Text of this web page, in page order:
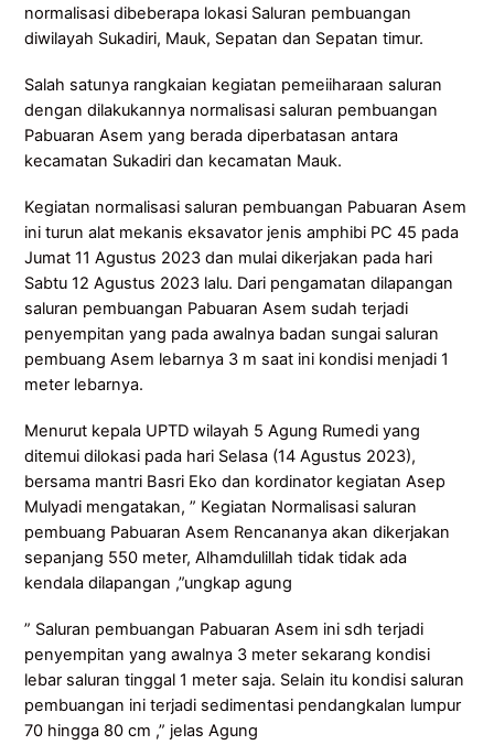
normalisasi dibeberapa lokasi Saluran pembuangan
diwilayah Sukadiri, Mauk, Sepatan dan Sepatan timur.
Salah satunya rangkaian kegiatan pemeiiharaan saluran
dengan dilakukannya normalisasi saluran pembuangan
Pabuaran Asem yang berada diperbatasan antara
kecamatan Sukadiri dan kecamatan Mauk.
Kegiatan normalisasi saluran pembuangan Pabuaran Asem
ini turun alat mekanis eksavator jenis amphibi PC 45 pada
Jumat 11 Agustus 2023 dan mulai dikerjakan pada hari
Sabtu 12 Agustus 2023 lalu. Dari pengamatan dilapangan
saluran pembuangan Pabuaran Asem sudah terjadi
penyempitan yang pada awalnya badan sungai saluran
pembuang Asem lebarnya 3 m saat ini kondisi menjadi 1
meter lebarnya.
Menurut kepala UPTD wilayah 5 Agung Rumedi yang
ditemui dilokasi pada hari Selasa (14 Agustus 2023),
bersama mantri Basri Eko dan kordinator kegiatan Asep
Mulyadi mengatakan, ” Kegiatan Normalisasi saluran
pembuang Pabuaran Asem Rencananya akan dikerjakan
sepanjang 550 meter, Alhamdulillah tidak tidak ada
kendala dilapangan ,”ungkap agung
” Saluran pembuangan Pabuaran Asem ini sdh terjadi
penyempitan yang awalnya 3 meter sekarang kondisi
lebar saluran tinggal 1 meter saja. Selain itu kondisi saluran
pembuangan ini terjadi sedimentasi pendangkalan lumpur
70 hingga 80 cm ,” jelas Agung